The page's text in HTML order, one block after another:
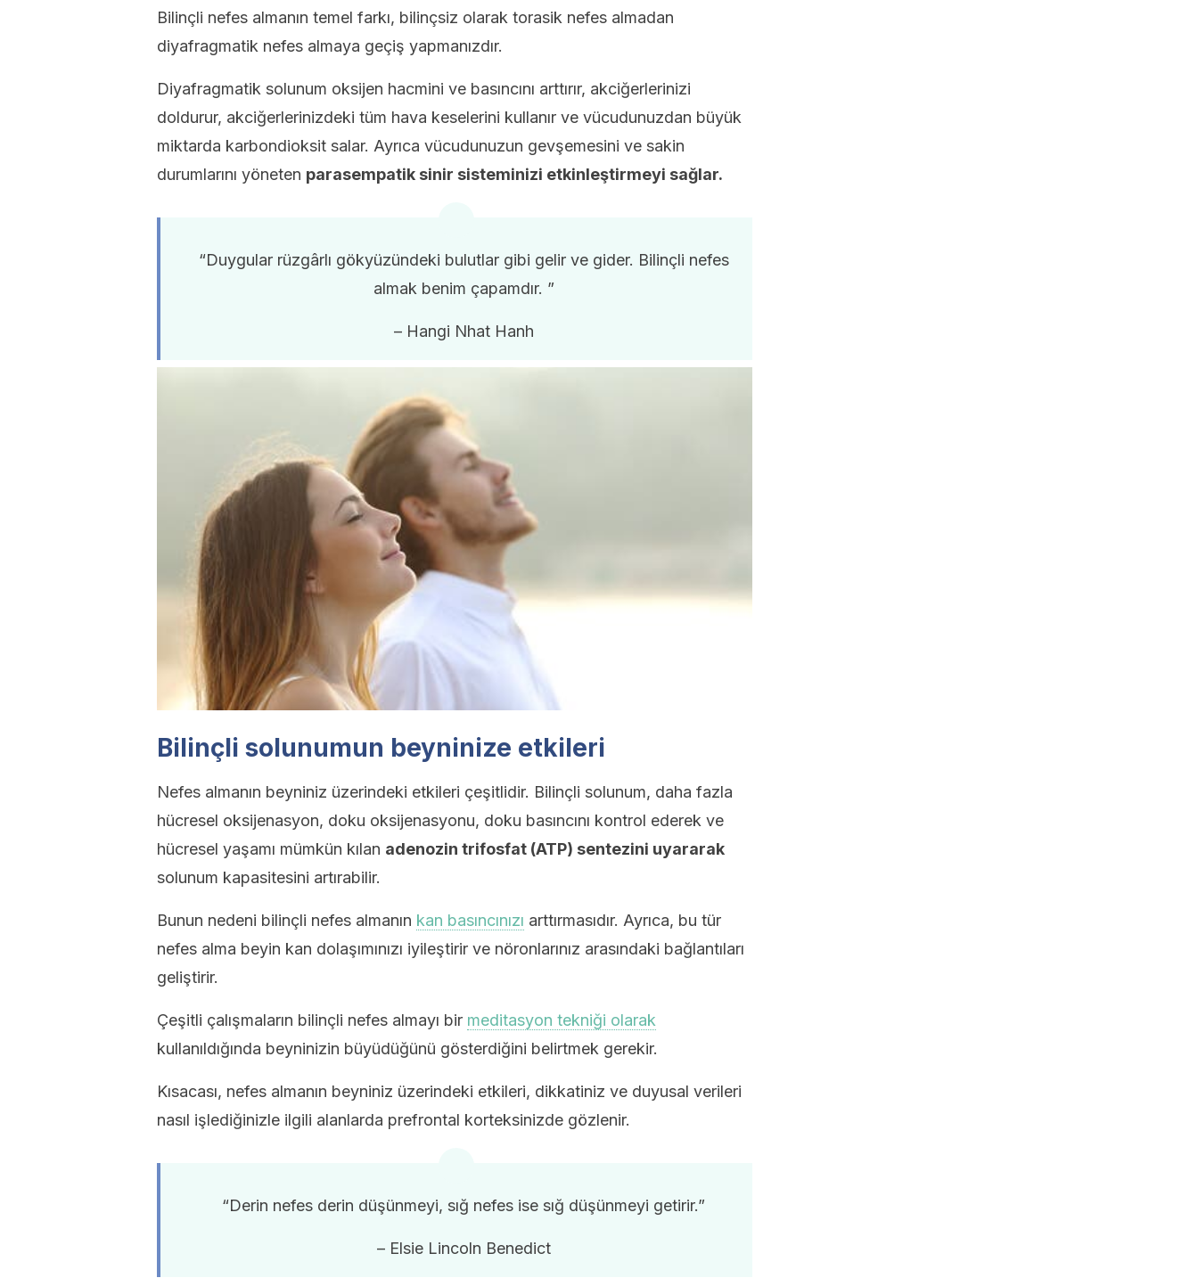
Bilinçli nefes almanın temel farkı, bilinçsiz olarak torasik nefes almadan
diyafragmatik nefes almaya geçiş yapmanızdır.
Diyafragmatik solunum oksijen hacmini ve basıncını arttırır, akciğerlerinizi
doldurur, akciğerlerinizdeki tüm hava keselerini kullanır ve vücudunuzdan büyük
miktarda karbondioksit salar. Ayrıca vücudunuzun gevşemesini ve sakin
durumlarını yöneten parasempatik sinir sisteminizi etkinleştirmeyi sağlar.
“Duygular rüzgârlı gökyüzündeki bulutlar gibi gelir ve gider. Bilinçli nefes
almak benim çapamdır. ”
– Hangi Nhat Hanh
Bilinçli solunumun beyninize etkileri
Nefes almanın beyniniz üzerindeki etkileri çeşitlidir. Bilinçli solunum, daha fazla
hücresel oksijenasyon, doku oksijenasyonu, doku basıncını kontrol ederek ve
hücresel yaşamı mümkün kılan adenozin trifosfat (ATP) sentezini uyararak
solunum kapasitesini artırabilir.
Bunun nedeni bilinçli nefes almanın kan basıncınızı arttırmasıdır. Ayrıca, bu tür
nefes alma beyin kan dolaşımınızı iyileştirir ve nöronlarınız arasındaki bağlantıları
geliştirir.
Çeşitli çalışmaların bilinçli nefes almayı bir meditasyon tekniği olarak
kullanıldığında beyninizin büyüdüğünü gösterdiğini belirtmek gerekir.
Kısacası, nefes almanın beyniniz üzerindeki etkileri, dikkatiniz ve duyusal verileri
nasıl işlediğinizle ilgili alanlarda prefrontal korteksinizde gözlenir.
“Derin nefes derin düşünmeyi, sığ nefes ise sığ düşünmeyi getirir.”
– Elsie Lincoln Benedict